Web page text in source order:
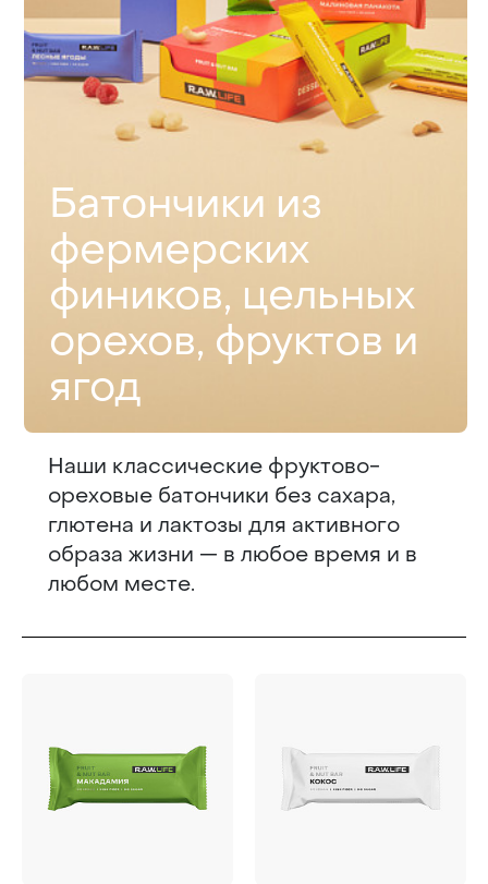
Ба­тон­чи­ки из
фермерских
фиников, цельных
орехов, фруктов и
ягод
Наши классические фруктово-
ореховые батончики без сахара,
глютена и лактозы для активного
образа жизни — в любое время и в
любом месте.